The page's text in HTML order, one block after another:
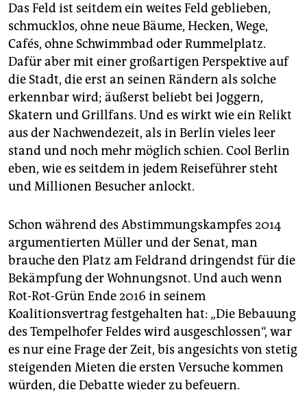
Das Feld ist seitdem ein weites Feld geblieben,
schmucklos, ohne neue Bäume, Hecken, Wege,
Cafés, ohne Schwimmbad oder Rummelplatz.
Dafür aber mit einer großartigen Perspektive auf
die Stadt, die erst an seinen Rändern als solche
erkennbar wird; äußerst beliebt bei Joggern,
Skatern und Grillfans. Und es wirkt wie ein Relikt
aus der Nachwendezeit, als in Berlin vieles leer
stand und noch mehr möglich schien. Cool Berlin
eben, wie es seitdem in jedem Reiseführer steht
und Millionen Besucher anlockt.
Schon während des Abstimmungskampfes 2014
argumentierten Müller und der Senat, man
brauche den Platz am Feldrand dringendst für die
Bekämpfung der Wohnungsnot. Und auch wenn
Rot-Rot-Grün Ende 2016 in seinem
Koalitionsvertrag festgehalten hat: „Die Bebauung
des Tempelhofer Feldes wird ausgeschlossen“, war
es nur eine Frage der Zeit, bis angesichts von stetig
steigenden Mieten die ersten Versuche kommen
würden, die Debatte wieder zu befeuern.